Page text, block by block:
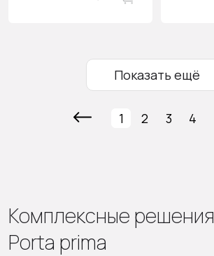
Показать ещё
1 2 3 4
Комплексные решения
Porta prima